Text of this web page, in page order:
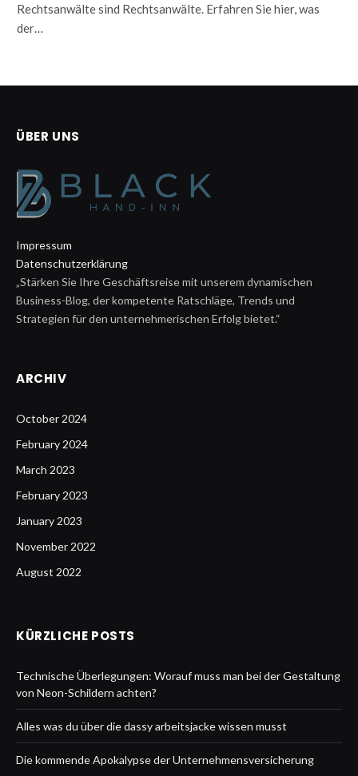
Rechtsanwälte sind Rechtsanwälte. Erfahren Sie hier, was
der…
ÜBER UNS
Impressum
Datenschutzerklärung
„Stärken Sie Ihre Geschäftsreise mit unserem dynamischen
Business-Blog, der kompetente Ratschläge, Trends und
Strategien für den unternehmerischen Erfolg bietet.“
ARCHIV
October 2024
February 2024
March 2023
February 2023
January 2023
November 2022
August 2022
KÜRZLICHE POSTS
Technische Überlegungen: Worauf muss man bei der Gestaltung
von Neon-Schildern achten?
Alles was du über die dassy arbeitsjacke wissen musst
Die kommende Apokalypse der Unternehmensversicherung